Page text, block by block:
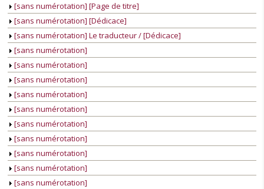
[sans numérotation] [Page de titre]
[sans numérotation] [Dédicace]
[sans numérotation] Le traducteur / [Dédicace]
[sans numérotation]
[sans numérotation]
[sans numérotation]
[sans numérotation]
[sans numérotation]
[sans numérotation]
[sans numérotation]
[sans numérotation]
[sans numérotation]
[sans numérotation]